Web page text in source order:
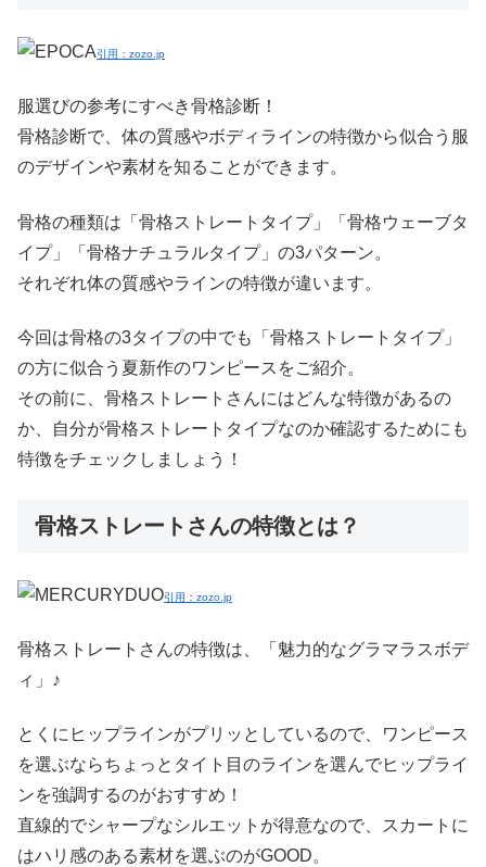
引用：zozo.jp
服選びの参考にすべき骨格診断！
骨格診断で、体の質感やボディラインの特徴から似合う服
のデザインや素材を知ることができます。
骨格の種類は「骨格ストレートタイプ」「骨格ウェーブタ
イプ」「骨格ナチュラルタイプ」の3パターン。
それぞれ体の質感やラインの特徴が違います。
今回は骨格の3タイプの中でも「骨格ストレートタイプ」
の方に似合う夏新作のワンピースをご紹介。
その前に、骨格ストレートさんにはどんな特徴があるの
か、自分が骨格ストレートタイプなのか確認するためにも
特徴をチェックしましょう！
骨格ストレートさんの特徴とは？
引用：zozo.jp
骨格ストレートさんの特徴は、「魅力的なグラマラスボデ
ィ」♪
とくにヒップラインがプリッとしているので、ワンピース
を選ぶならちょっとタイト目のラインを選んでヒップライ
ンを強調するのがおすすめ！
直線的でシャープなシルエットが得意なので、スカートに
はハリ感のある素材を選ぶのがGOOD。